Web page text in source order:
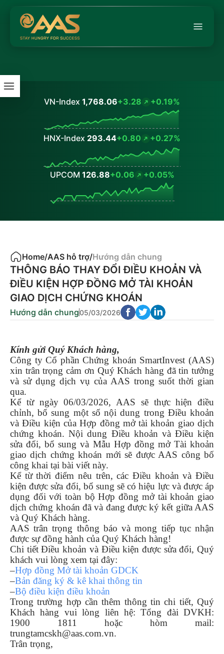
VN-Index 1,768.06+3.28 +0.19%
HNX-Index 293.44+0.80 +0.27%
UPCOM 126.88+0.06 +0.05%
Home/AAS hỗ trợ/Hướng dẫn chung
THÔNG BÁO THAY ĐỔI ĐIỀU KHOẢN VÀ
ĐIỀU KIỆN HỢP ĐỒNG MỞ TÀI KHOẢN
GIAO DỊCH CHỨNG KHOÁN
Hướng dẫn chung05/03/2026
Kính gửi Quý Khách hàng,
Công ty Cổ phần Chứng khoán SmartInvest (AAS)
xin trân trọng cảm ơn Quý Khách hàng đã tin tưởng
và sử dụng dịch vụ của AAS trong suốt thời gian
qua.
Kể từ ngày 06/03/2026, AAS sẽ thực hiện điều
chỉnh, bổ sung một số nội dung trong Điều khoản
và Điều kiện của Hợp đồng mở tài khoản giao dịch
chứng khoán. Nội dung Điều khoản và Điều kiện
sửa đổi, bổ sung và Mẫu Hợp đồng mở Tài khoản
giao dịch chứng khoán mới sẽ được AAS công bố
công khai tại bài viết này.
Kể từ thời điểm nêu trên, các Điều khoản và Điều
kiện được sửa đổi, bổ sung sẽ có hiệu lực và được áp
dụng đối với toàn bộ Hợp đồng mở tài khoản giao
dịch chứng khoán đã và đang được ký kết giữa AAS
và Quý Khách hàng.
AAS trân trọng thông báo và mong tiếp tục nhận
được sự đồng hành của Quý Khách hàng!
Chi tiết Điều khoản và Điều kiện được sửa đổi, Quý
khách vui lòng xem tại đây:
–Hợp đồng Mở tài khoản GDCK
–Bản đăng ký & kê khai thông tin
–Bộ điều kiện điều khoản
Trong trường hợp cần thêm thông tin chi tiết, Quý
Khách hàng vui lòng liên hệ: Tổng đài DVKH:
1900 1811 hoặc hòm mail:
trungtamcskh@aas.com.vn.
Trân trọng,